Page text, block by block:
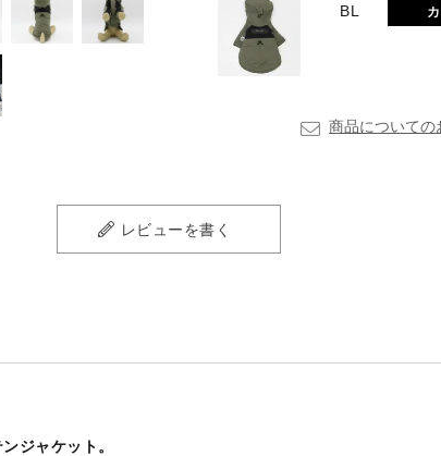
BL
商品についての
レビューを書く
ジャケット。